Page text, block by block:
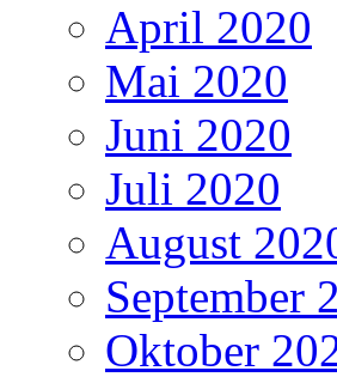
April 2020
Mai 2020
Juni 2020
Juli 2020
August
September
Oktober